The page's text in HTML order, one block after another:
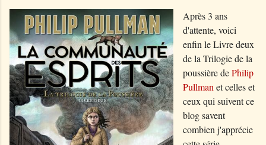
Après 3 ans
d'attente, voici
enfin le Livre deux
de la Trilogie de la
poussière dePhilip
Pullman et celles et
ceux qui suivent ce
blog savent
combien j'apprécie